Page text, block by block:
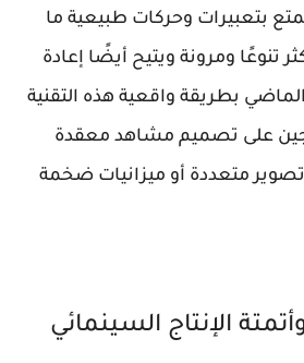
بتعبيرات وحركات طبيعية ما
تنوعًا ومرونة ويتيح أيضًا إعادة
بطريقة واقعية هذه التقنية
على تصميم مشاهد معقدة
متعددة أو ميزانيات ضخمة
الإنتاج السينمائي